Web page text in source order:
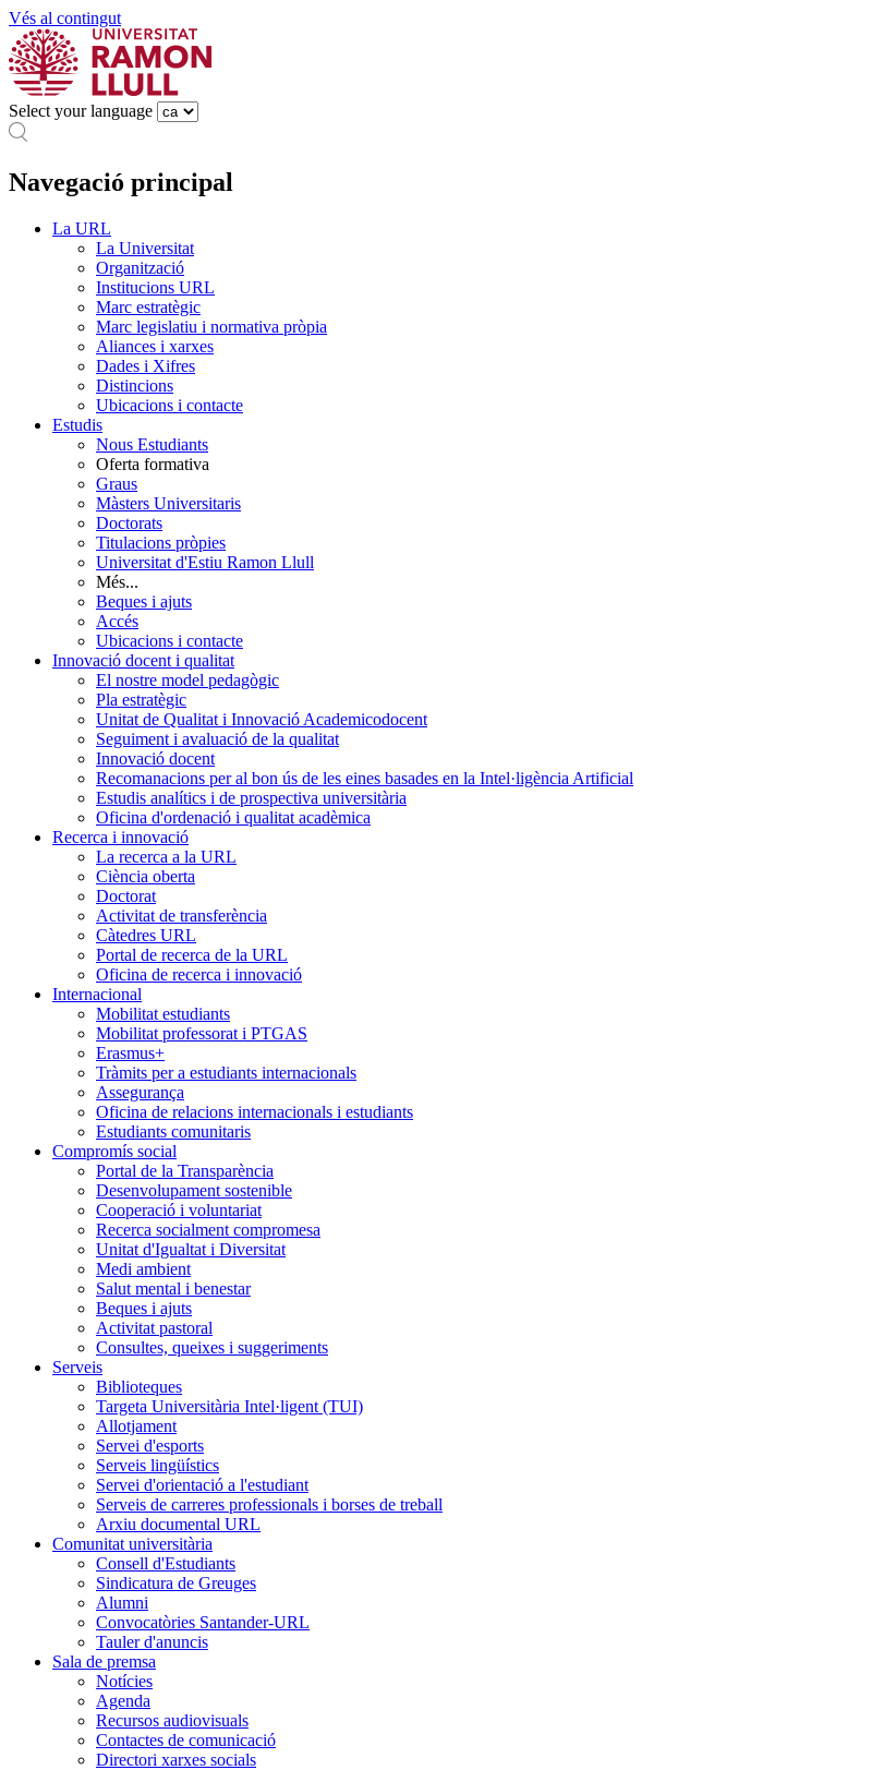
Vés al contingut
Select your language
Navegació principal
La URL
La Universitat
Organització
Institucions URL
Marc estratègic
Marc legislatiu i normativa pròpia
Aliances i xarxes
Dades i Xifres
Distincions
Ubicacions i contacte
Estudis
Nous Estudiants
Oferta formativa
Graus
Màsters Universitaris
Doctorats
Titulacions pròpies
Universitat d'Estiu Ramon Llull
Més...
Beques i ajuts
Accés
Ubicacions i contacte
Innovació docent i qualitat
El nostre model pedagògic
Pla estratègic
Unitat de Qualitat i Innovació Academicodocent
Seguiment i avaluació de la qualitat
Innovació docent
Recomanacions per al bon ús de les eines basades en la Intel·ligència Artificial
Estudis analítics i de prospectiva universitària
Oficina d'ordenació i qualitat acadèmica
Recerca i innovació
La recerca a la URL
Ciència oberta
Doctorat
Activitat de transferència
Càtedres URL
Portal de recerca de la URL
Oficina de recerca i innovació
Internacional
Mobilitat estudiants
Mobilitat professorat i PTGAS
Erasmus+
Tràmits per a estudiants internacionals
Assegurança
Oficina de relacions internacionals i estudiants
Estudiants comunitaris
Compromís social
Portal de la Transparència
Desenvolupament sostenible
Cooperació i voluntariat
Recerca socialment compromesa
Unitat d'Igualtat i Diversitat
Medi ambient
Salut mental i benestar
Beques i ajuts
Activitat pastoral
Consultes, queixes i suggeriments
Serveis
Biblioteques
Targeta Universitària Intel·ligent (TUI)
Allotjament
Servei d'esports
Serveis lingüístics
Servei d'orientació a l'estudiant
Serveis de carreres professionals i borses de treball
Arxiu documental URL
Comunitat universitària
Consell d'Estudiants
Sindicatura de Greuges
Alumni
Convocatòries Santander-URL
Tauler d'anuncis
Sala de premsa
Notícies
Agenda
Recursos audiovisuals
Contactes de comunicació
Directori xarxes socials